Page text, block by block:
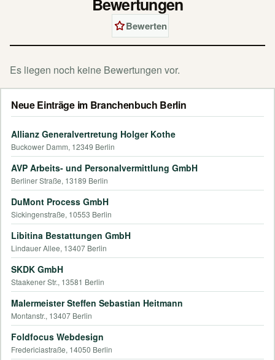
Bewerten
Es liegen noch keine Bewertungen vor.
Neue Einträge im Branchenbuch Berlin
Allianz Generalvertretung Holger Kothe
Buckower Damm, 12349 Berlin
AVP Arbeits- und Personalvermittlung GmbH
Berliner Straße, 13189 Berlin
DuMont Process GmbH
Sickingenstraße, 10553 Berlin
Libitina Bestattungen GmbH
Lindauer Allee, 13407 Berlin
SKDK GmbH
Staakener Str., 13581 Berlin
Malermeister Steffen Sebastian Heitmann
Montanstr., 13407 Berlin
Foldfocus Webdesign
Fredericiastraße, 14050 Berlin